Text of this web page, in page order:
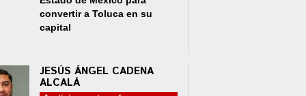
convertir a Toluca en su
capital
JESÚS ÁNGEL CADENA
ALCALÁ